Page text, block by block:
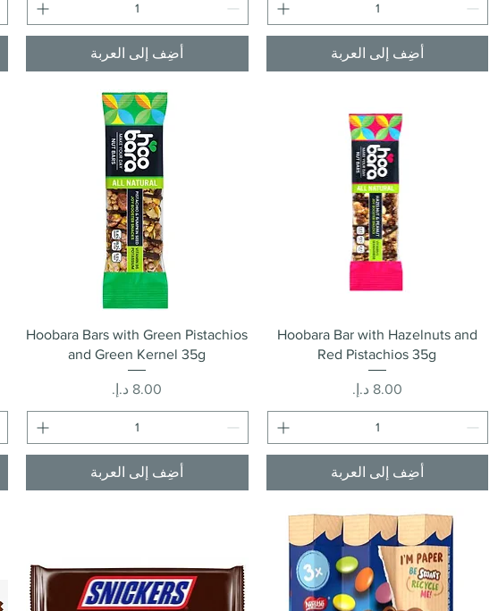
أضِف إلى العربة أضِف إلى العربة
العرض السريع
Hoobara Bar with Hazelnuts and
Red Pistachios 35g
السعر
أضِف إلى العربة
العرض السريع
Hoobara Bars with Green Pistachios
and Green Kernel 35g
السعر
أضِف إلى العربة